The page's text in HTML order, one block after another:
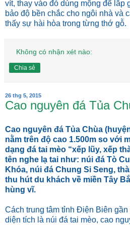
vít, thay vào đó dùng mộng để lắp
bảo độ bền chắc cho ngôi nhà và
thấy sự hài hòa trong từng thớ gỗ.
Không có nhận xét nào:
Chia sẻ
26 thg 5, 2015
Cao nguyên đá Tủa
Cao nguyên đá Tủa Chùa
nằm trên độ cao 1.500m so với
dạng đá tai mèo “xếp lũy, xếp
tên nghe lạ tai như: núi đá Tò
Khóa, núi đá Chung Si Seng,
thu hút du khách về miền Tây
hùng vĩ.
Cách trung tâm tỉnh Điện Biên
diện tích là núi đá tai mèo, cao